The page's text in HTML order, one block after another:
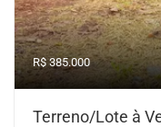
R$ 385.000
Terreno/Lote à